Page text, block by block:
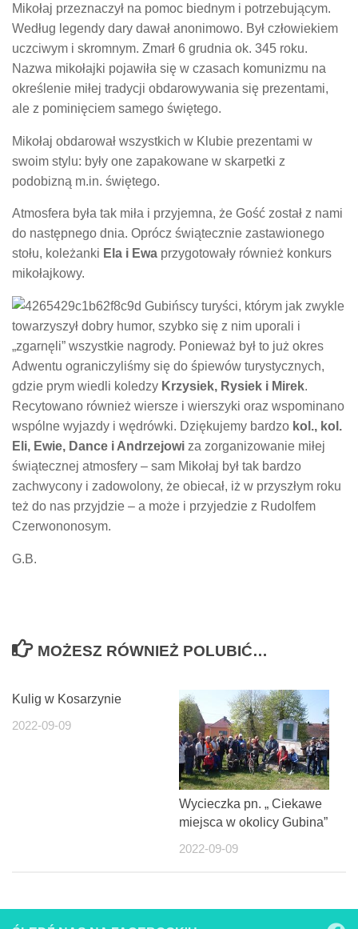
Mikołaj przeznaczył na pomoc biednym i potrzebującym.
Według legendy dary dawał anonimowo. Był człowiekiem
uczciwym i skromnym. Zmarł 6 grudnia ok. 345 roku.
Nazwa mikołajki pojawiła się w czasach komunizmu na
określenie miłej tradycji obdarowywania się prezentami,
ale z pominięciem samego świętego.
Mikołaj obdarował wszystkich w Klubie prezentami w
swoim stylu: były one zapakowane w skarpetki z
podobizną m.in. świętego.
Atmosfera była tak miła i przyjemna, że Gość został z nami
do następnego dnia. Oprócz świątecznie zastawionego
stołu, koleżanki Ela i Ewa przygotowały również konkurs
mikołajkowy.
Gubińscy turyści, którym jak zwykle
towarzyszył dobry humor, szybko się z nim uporali i
„zgarnęli” wszystkie nagrody. Ponieważ był to już okres
Adwentu ograniczyliśmy się do śpiewów turystycznych,
gdzie prym wiedli koledzy Krzysiek, Rysiek i Mirek.
Recytowano również wiersze i wierszyki oraz wspominano
wspólne wyjazdy i wędrówki. Dziękujemy bardzo kol., kol.
Eli, Ewie, Dance i Andrzejowi za zorganizowanie miłej
świątecznej atmosfery – sam Mikołaj był tak bardzo
zachwycony i zadowolony, że obiecał, iż w przyszłym roku
też do nas przyjdzie – a może i przyjedzie z Rudolfem
Czerwononosym.
G.B.
MOŻESZ RÓWNIEŻ POLUBIĆ…
Kulig w Kosarzynie
2022-09-09
Wycieczka pn. „ Ciekawe
miejsca w okolicy Gubina”
2022-09-09